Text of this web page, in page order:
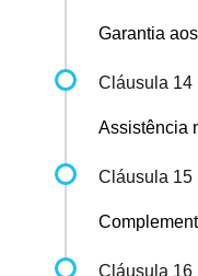
Garantia
Cláusula 14
Assistência
Cláusula 15
Cláusula 16